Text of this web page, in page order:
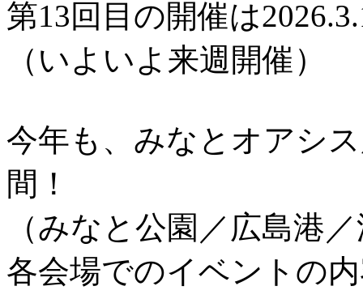
第13回目の開催は
（いよいよ来週開催）
今年も、みなとオアシ
間！
（みなと公園／広島港
各会場でのイベントの